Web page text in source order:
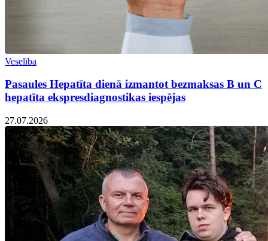
Veselība
Pasaules Hepatīta dienā izmantot bezmaksas B un C
hepatīta ekspresdiagnostikas iespējas
27.07.2026